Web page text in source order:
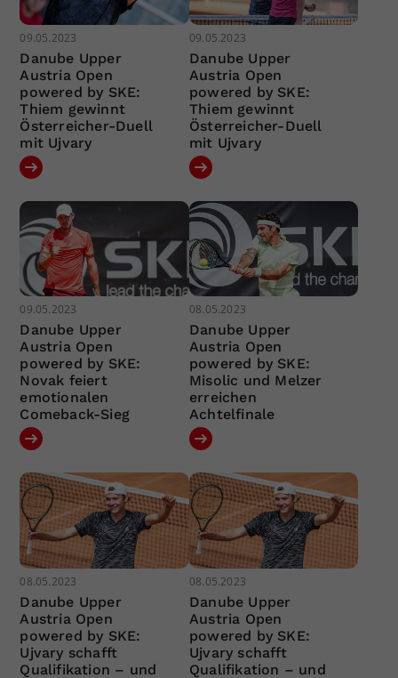
09.05.2023
Danube Upper
Austria Open
powered by SKE:
Thiem gewinnt
Österreicher-Duell
mit Ujvary
09.05.2023
Danube Upper
Austria Open
powered by SKE:
Thiem gewinnt
Österreicher-Duell
mit Ujvary
09.05.2023
Danube Upper
Austria Open
powered by SKE:
Novak feiert
emotionalen
Comeback-Sieg
08.05.2023
Danube Upper
Austria Open
powered by SKE:
Misolic und Melzer
erreichen
Achtelfinale
08.05.2023
Danube Upper
Austria Open
powered by SKE:
Ujvary schafft
Qualifikation – und
08.05.2023
Danube Upper
Austria Open
powered by SKE:
Ujvary schafft
Qualifikation – und